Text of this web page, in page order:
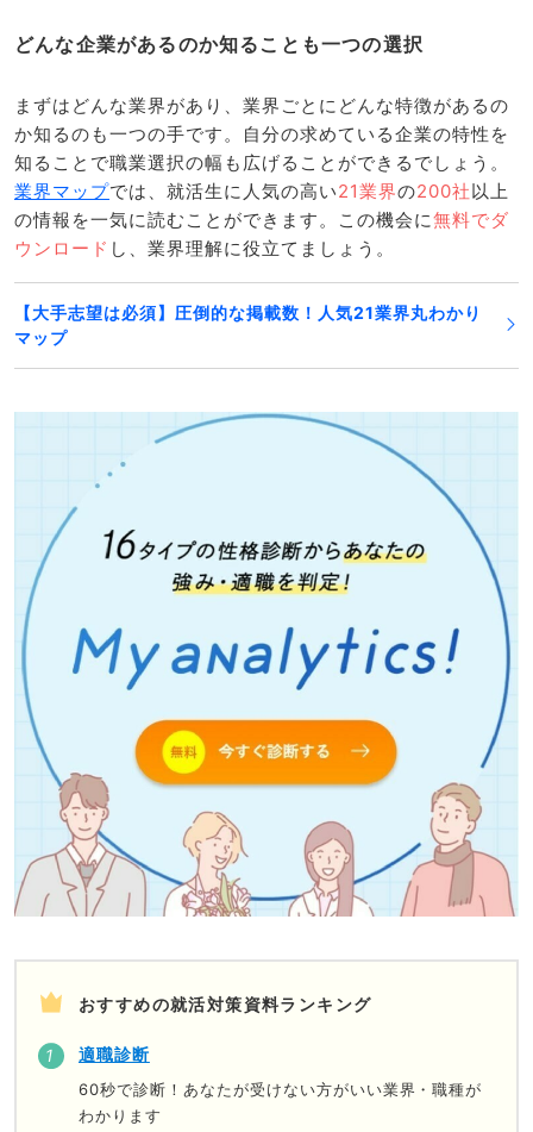
どんな企業があるのか知ることも一つの選択
まずはどんな業界があり、業界ごとにどんな特徴があるの
か知るのも一つの手です。自分の求めている企業の特性を
知ることで職業選択の幅も広げることができるでしょう。
業界マップでは、就活生に人気の高い21業界の200社以上
の情報を一気に読むことができます。この機会に無料でダ
ウンロード し、業界理解に役立てましょう。
【大手志望は必須】圧倒的な掲載数！人気21業界丸わかり
マップ
おすすめの就活対策資料ランキング
適職診断
60秒で診断！あなたが受けない方がいい業界・職種が
わかります